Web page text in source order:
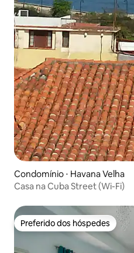
Condomínio ⋅ Havana Velha
Casa na Cuba Street (Wi-Fi)
Preferido dos hóspedes
Preferido dos hóspedes